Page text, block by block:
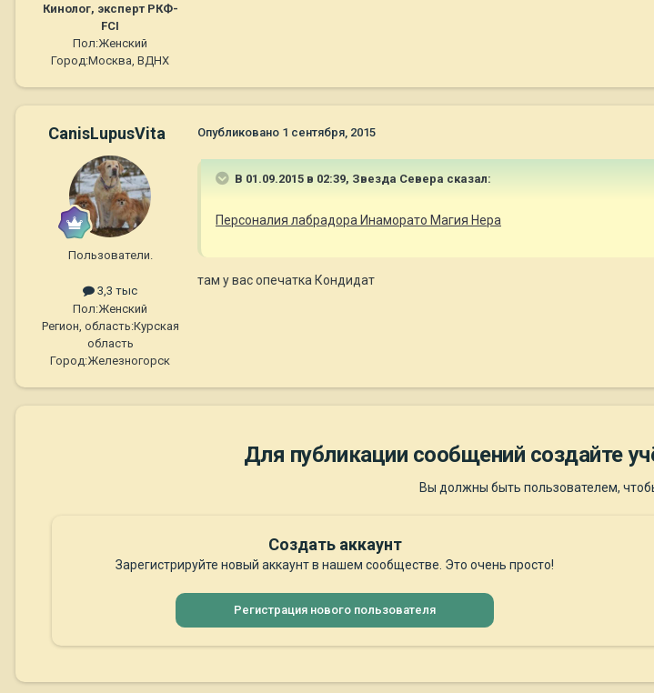
Кинолог, эксперт РКФ-
FCI
Пол:Женский
Город:Москва, ВДНХ
CanisLupusVita
Пользователи.
3,3 тыс
Пол:Женский
Регион, область:Курская
область
Город:Железногорск
Опубликовано 1 сентября, 2015
В 01.09.2015 в 02:39, Звезда Севера сказал:
Персоналия лабрадора Инаморато Магия Нера
там у вас опечатка Кондидат
Для публикации сообщений создайте
Вы должны быть пользователем,
Создать аккаунт
Зарегистрируйте новый аккаунт в нашем сообществе. Это очень просто!
Регистрация нового пользователя